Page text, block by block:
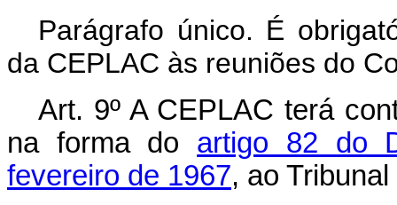
Parágrafo único. É
da CEPLAC às reuniões do
Art. 9º A CEPLAC terá
na forma do artigo 82 do
fevereiro de 1967, ao